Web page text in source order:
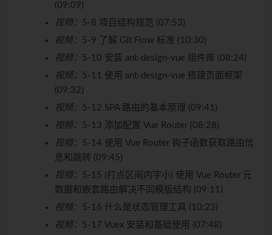
(09:09)
视频： 5-8 项目结构规范 (07:53)
视频： 5-9 了解 Git Flow 标准 (10:30)
视频： 5-10 安装 ant-design-vue 组件库 (08:24)
视频： 5-11 使用 ant-design-vue 搭建页面框架
(09:32)
视频： 5-12 SPA 路由的基本原理 (09:41)
视频： 5-13 添加配置 Vue Router (08:28)
视频： 5-14 使用 Vue Router 钩子函数获取路由信
息和跳转 (09:45)
视频： 5-15 (打点区间内字小) 使用 Vue Router 元
数据和嵌套路由解决不同模版结构 (09:11)
视频： 5-16 什么是状态管理工具 (10:23)
视频： 5-17 Vuex 安装和基础使用 (07:48)